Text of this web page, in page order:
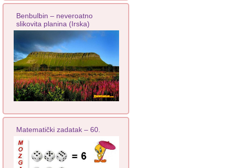
Benbulbin – neveroatno
slikovita planina (Irska)
Matematički zadatak – 60.